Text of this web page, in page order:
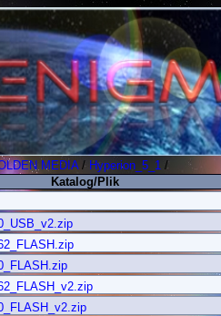
MEDIA / Hyperion_5_1 /
Katalog/Plik